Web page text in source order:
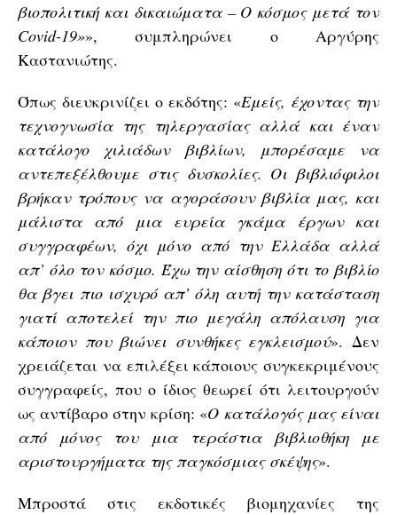
βιοπολιτική και δικαιώματα – Ο κόσμος μετά τον
Covid-19»», συμπληρώνει ο Αργύρης
Καστανιώτης.
Όπως διευκρινίζει ο εκδότης: «Εμείς, έχοντας την
τεχνογνωσία της τηλεργασίας αλλά και έναν
κατάλογο χιλιάδων βιβλίων, μπορέσαμε να
αντεπεξέλθουμε στις δυσκολίες. Οι βιβλιόφιλοι
βρήκαν τρόπους να αγοράσουν βιβλία μας, και
μάλιστα από μια ευρεία γκάμα έργων και
συγγραφέων, όχι μόνο από την Ελλάδα αλλά
απ’ όλο τον κόσμο. Έχω την αίσθηση ότι το βιβλίο
θα βγει πιο ισχυρό απ’ όλη αυτή την κατάσταση
γιατί αποτελεί την πιο μεγάλη απόλαυση για
κάποιον που βιώνει συνθήκες εγκλεισμού». Δεν
χρειάζεται να επιλέξει κάποιους συγκεκριμένους
συγγραφείς, που ο ίδιος θεωρεί ότι λειτουργούν
ως αντίβαρο στην κρίση: «Ο κατάλογός μας είναι
από μόνος του μια τεράστια βιβλιοθήκη με
αριστουργήματα της παγκόσμιας σκέψης».
Μπροστά στις εκδοτικές βιομηχανίες της